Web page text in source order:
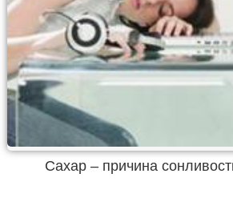
Сахар – причина